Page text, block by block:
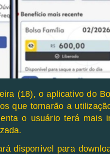
(18), o aplicativo do
que tornarão a
o usuário terá mais
disponível para